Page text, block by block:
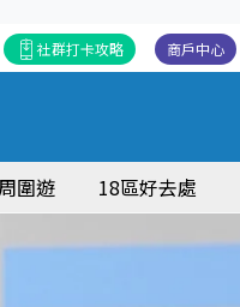
商戶中心
社群打卡攻略
圍遊 18區好去處